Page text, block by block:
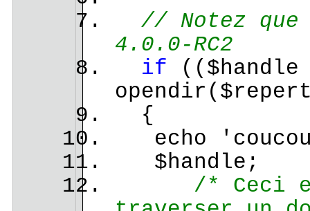
// Notez
4.0.0-RC2
if (($handle
{
echo
$handle;
/* Ceci